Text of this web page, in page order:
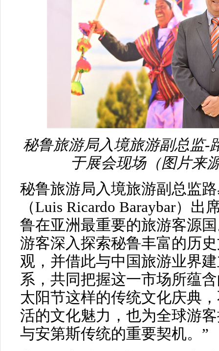
秘鲁旅游局入境旅游副总监-
于展会现场（图片来
秘鲁旅游局入境旅游副总监
（Luis Ricardo Baraybar）
鲁在亚洲最重要的旅游客源
游客深入探索秘鲁丰富的历
观，并借此与中国旅游业界
系，共同把握这一市场所蕴
太阳节这样的传统文化庆典
活的文化魅力，也为全球游
与安第斯传统的重要契机。”